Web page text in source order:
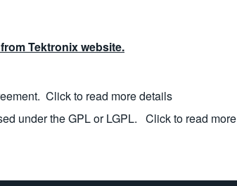
Tektronix website.
Click to read more details
under the GPL or LGPL. Click to read more